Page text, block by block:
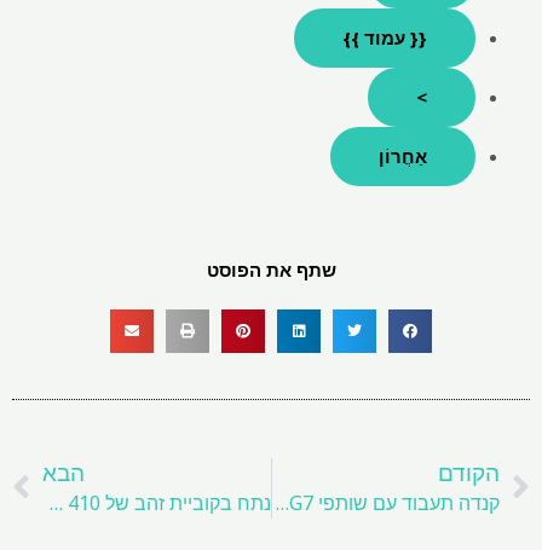
{{ עמוד }}
>
אַחֲרוֹן
שתף את הפוסט
קודם
הקודם
קנדה תעבוד עם שותפי G7 כדי להבטיח עסקאות אספקת מינרלים קריטיות, אומר השר
הבא
נתח בקוביית זהב של 410 פאונד עשוי להימכר בחדלות פירעון אוסטרית